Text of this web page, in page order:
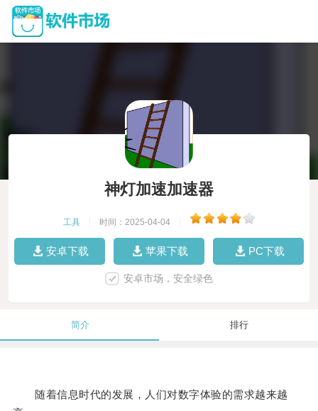
神灯加速加速器
工具 时间：2025-04-04
安卓下载 苹果下载 PC下载
安卓市场，安全绿色
简介 排行
随着信息时代的发展，人们对数字体验的需求越来越